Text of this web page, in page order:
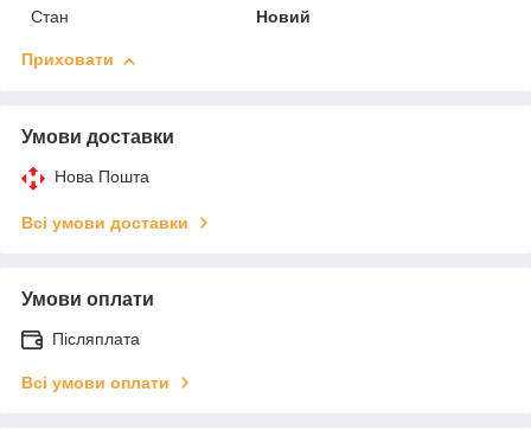
Стан
Новий
Приховати
Умови доставки
Нова Пошта
Всі умови доставки
Умови оплати
Післяплата
Всі умови оплати